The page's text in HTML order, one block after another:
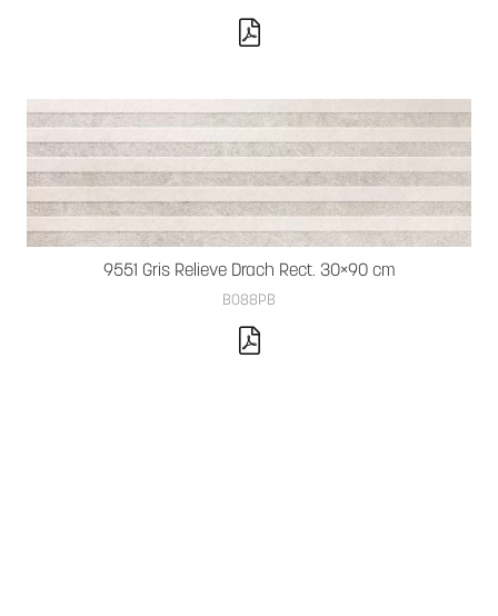
9551 Gris Relieve Drach Rect. 30×90 cm
B088PB